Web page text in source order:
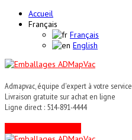
Accueil
Français
Français
English
Admapvac, équipe d'expert à votre service
Livraison gratuite sur achat en ligne
Ligne direct : 514-891-4444